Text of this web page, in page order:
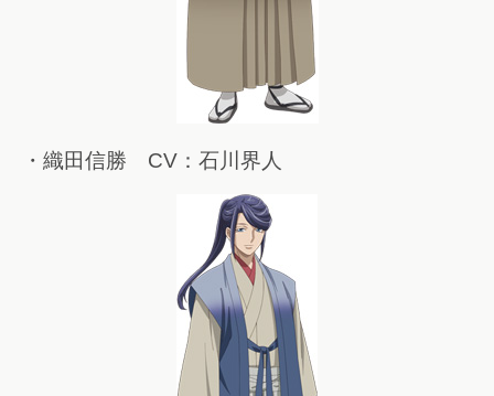
・織田信勝 CV：石川界人